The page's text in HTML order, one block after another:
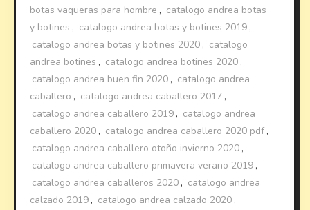
botas vaqueras para hombre , catalogo andrea botas
y botines , catalogo andrea botas y botines 2019 ,
catalogo andrea botas y botines 2020 , catalogo
andrea botines , catalogo andrea botines 2020 ,
catalogo andrea buen fin 2020 , catalogo andrea
caballero , catalogo andrea caballero 2017 ,
catalogo andrea caballero 2019 , catalogo andrea
caballero 2020 , catalogo andrea caballero 2020 pdf ,
catalogo andrea caballero otoño invierno 2020 ,
catalogo andrea caballero primavera verano 2019 ,
catalogo andrea caballeros 2020 , catalogo andrea
calzado 2019 , catalogo andrea calzado 2020 ,